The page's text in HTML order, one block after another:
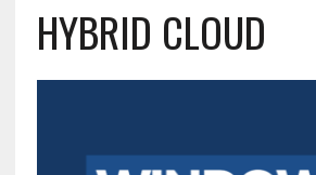
HYBRID CLOUD